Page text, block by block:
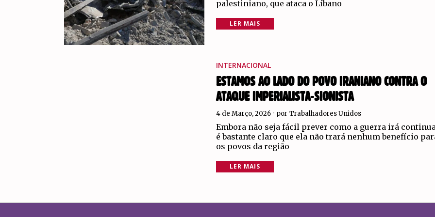
palestiniano, que ataca o Líbano
LER MAIS
INTERNACIONAL
ESTAMOS AO LADO DO POVO IRANIANO CONTRA O
ATAQUE IMPERIALISTA-SIONISTA
4 de Março, 2026 por Trabalhadores Unidos
Embora não seja fácil prever como a guerra irá
é bastante claro que ela não trará nenhum benefício
os povos da região
LER MAIS